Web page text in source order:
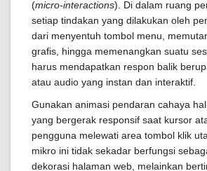
(micro-interactions). Di dalam ruang
setiap tindakan yang dilakukan oleh
dari menyentuh tombol menu,
grafis, hingga memenangkan suatu
harus mendapatkan respon balik
atau audio yang instan dan interaktif.
Gunakan animasi pendaran cahaya
yang bergerak responsif saat kursor
pengguna melewati area tombol klik
mikro ini tidak sekadar berfungsi
dekorasi halaman web, melainkan